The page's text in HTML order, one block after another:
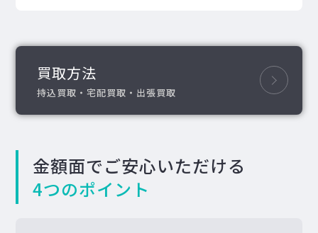
買取方法
持込買取・宅配買取・出張買取
金額面でご安心いただける
4つのポイント